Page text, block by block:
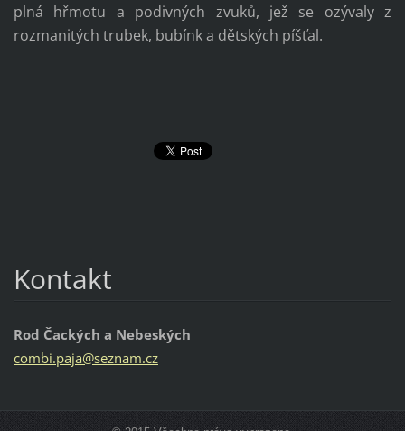
plná hřmotu a podivných zvuků, jež se ozývaly z
rozmanitých trubek, bubínk a dětských píšťal.
Kontakt
Rod Čackých a Nebeských
combi.paja@seznam.cz